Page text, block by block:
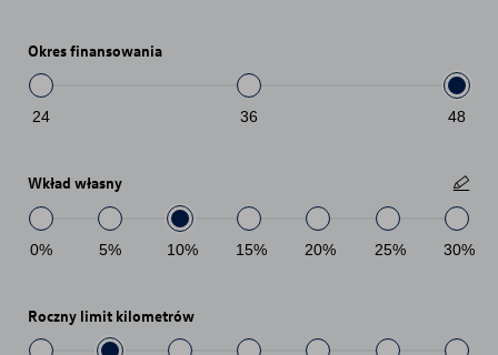
Okres finansowania
24 36 48
Wkład własny
0% 5% 10% 15% 20% 25% 30%
Roczny limit kilometrów